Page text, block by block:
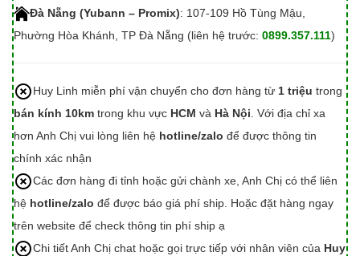
Đà Nẵng (Yubann – Promix): 107-109 Hồ Tùng Mậu,
Phường Hòa Khánh, TP Đà Nẵng (liên hệ trước: 0899.357.111)
Huy Linh miễn phí vận chuyển cho đơn hàng từ 1 triệu trong
bán kính 10km trong khu vực HCM và Hà Nội . Với địa chỉ xa
hơn Anh Chị vui lòng liên hệ hotline/zalo để được thông tin
chính xác nhận
Các đơn hàng đi tỉnh hoặc gửi chành xe, Anh Chị có thể liên
hệ hotline/zalo để được báo giá phí ship. Hoặc đặt hàng ngay
trên website để check thông tin phí ship ạ
Chi tiết Anh Chị chat hoặc gọi trực tiếp với nhân viên của Huy